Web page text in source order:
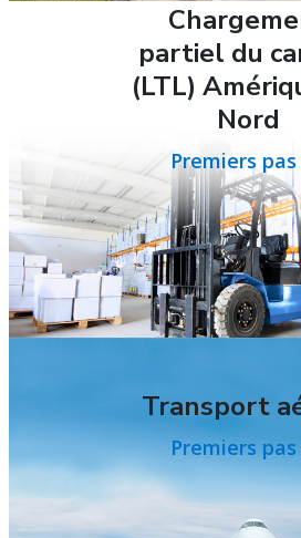
partiel du
(LTL)
Nord
Premiers pas
Transport
Premiers pas